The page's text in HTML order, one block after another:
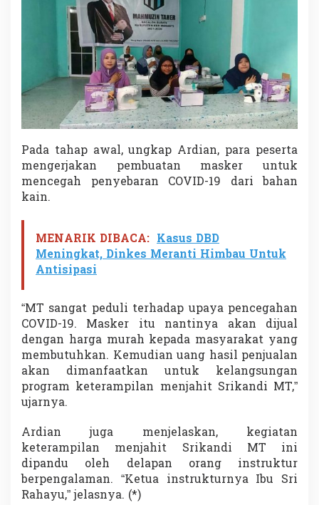
Pada tahap awal, ungkap Ardian, para peserta
mengerjakan pembuatan masker untuk
mencegah penyebaran COVID-19 dari bahan
kain.
MENARIK DIBACA: Kasus DBD
Meningkat, Dinkes Meranti Himbau Untuk
Antisipasi
“MT sangat peduli terhadap upaya pencegahan
COVID-19. Masker itu nantinya akan dijual
dengan harga murah kepada masyarakat yang
membutuhkan. Kemudian uang hasil penjualan
akan dimanfaatkan untuk kelangsungan
program keterampilan menjahit Srikandi MT,”
ujarnya.
Ardian juga menjelaskan, kegiatan
keterampilan menjahit Srikandi MT ini
dipandu oleh delapan orang instruktur
berpengalaman. “Ketua instrukturnya Ibu Sri
Rahayu,” jelasnya. (*)